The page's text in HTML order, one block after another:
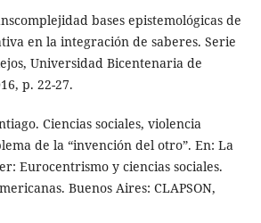
bases epistemológicas de
en la integración de saberes. Serie
Universidad Bicentenaria de
p. 22-27.
Ciencias sociales, violencia
de la “invención del otro”. En: La
Eurocentrismo y ciencias sociales.
Buenos Aires: CLAPSON,